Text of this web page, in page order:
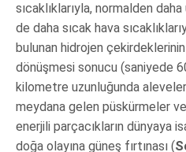
sıcaklıklarıyla, normalden
de daha sıcak hava
bulunan hidrojen
dönüşmesi sonucu (saniyede
kilometre uzunluğunda
meydana gelen püskürmeler
enerjili parçacıkların dünyaya
doğa olayına güneş fırtınası (